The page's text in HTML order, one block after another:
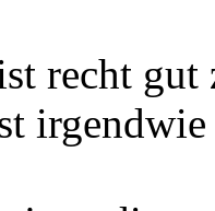
recht gut